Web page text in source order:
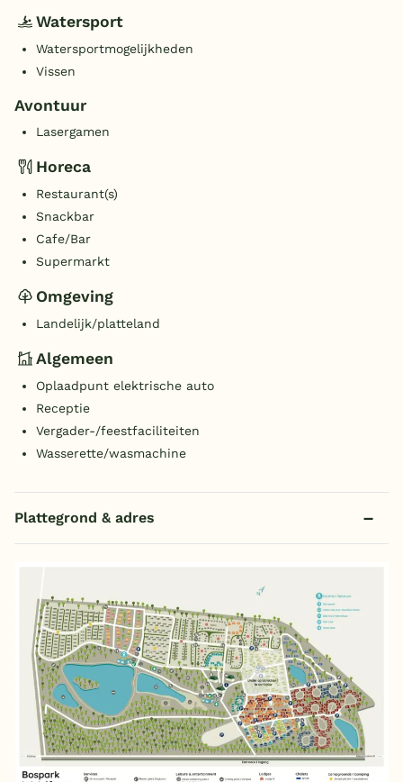
Watersport
Watersportmogelijkheden
Vissen
Avontuur
Lasergamen
Horeca
Restaurant(s)
Snackbar
Cafe/Bar
Supermarkt
Omgeving
Landelijk/platteland
Algemeen
Oplaadpunt elektrische auto
Receptie
Vergader-/feestfaciliteiten
Wasserette/wasmachine
Plattegrond & adres